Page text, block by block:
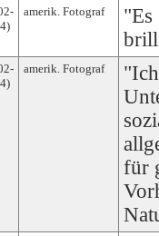
amerik. Fotograf
"Es
amerik. Fotograf
für